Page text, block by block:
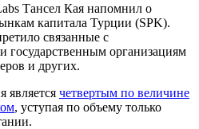
Тансел Кая напомнил о
капитала Турции (SPK).
связанные с
государственным организациям
и других.
является четвертым по величине
, уступая по объему только